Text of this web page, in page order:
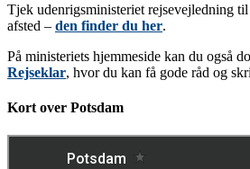
Tjek udenrigsministeriet rejsevejledning
afsted – den finder du her.
På ministeriets hjemmeside kan du også
Rejseklar, hvor du kan få gode råd og
Kort over Potsdam